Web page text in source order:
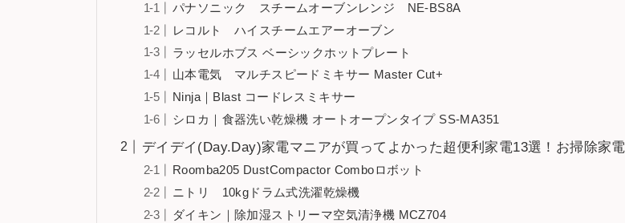
パナソニック スチームオーブンレンジ NE-BS8A
レコルト ハイスチームエアーオーブン
ラッセルホブス ベーシックホットプレート
山本電気 マルチスピードミキサー Master Cut+
Ninja｜Blast コードレスミキサー
シロカ｜食器洗い乾燥機 オートオープンタイプ SS-MA351
デイデイ(Day.Day)家電マニアが買ってよかった超便利家電13選！お掃除家電
Roomba205 DustCompactor Comboロボット
ニトリ 10kgドラム式洗濯乾燥機
ダイキン｜除加湿ストリーマ空気清浄機 MCZ704